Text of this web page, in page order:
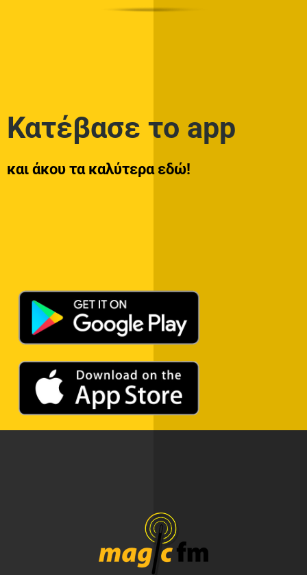
Κατέβασε το app
και άκου τα καλύτερα εδώ!